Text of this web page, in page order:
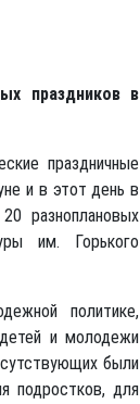
праздников в
праздничные
и в этот день в
разноплановых
им. Горького
политике,
детей и молодежи
были
подростков, для